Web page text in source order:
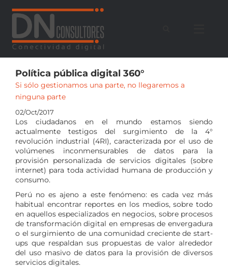
contenido
Política pública digital 360°
Si sólo gestionamos una parte, no llegaremos a
ninguna parte
02/Oct/2017
Los ciudadanos en el mundo estamos siendo
actualmente testigos del surgimiento de la 4°
revolución industrial (4RI), caracterizada por el uso de
volúmenes inconmensurables de datos para la
provisión personalizada de servicios digitales (sobre
internet) para toda actividad humana de producción y
consumo.
Perú no es ajeno a este fenómeno: es cada vez más
habitual encontrar reportes en los medios, sobre todo
en aquellos especializados en negocios, sobre procesos
de transformación digital en empresas de envergadura
o el surgimiento de una comunidad creciente de start-
ups que respaldan sus propuestas de valor alrededor
del uso masivo de datos para la provisión de diversos
servicios digitales.